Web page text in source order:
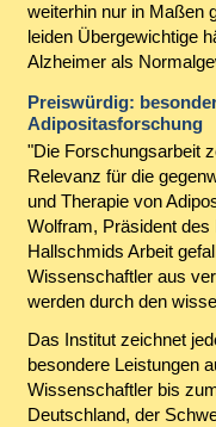
weiterhin nur in Maßen
leiden Übergewichtige
Alzheimer als
Preiswürdig:
Adipositasforschung
"Die Forschungsarbeit
Relevanz für die
und Therapie von
Wolfram, Präsident
Hallschmids Arbeit
Wissenschaftler aus
werden durch den
Das Institut zeichnet
besondere Leistungen
Wissenschaftler bis
Deutschland, der